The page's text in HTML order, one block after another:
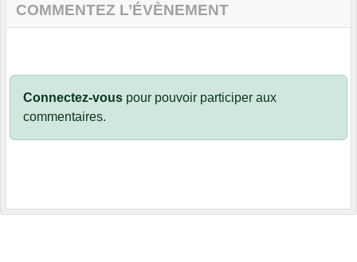
COMMENTEZ L’ÉVÈNEMENT
Connectez-vous pour pouvoir participer aux
commentaires.